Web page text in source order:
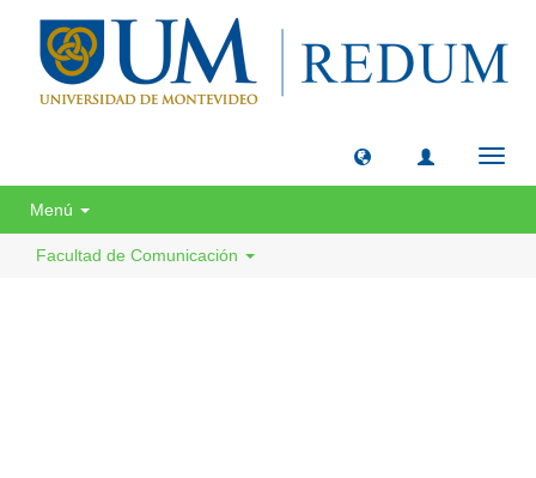
Menú
Facultad de Comunicación